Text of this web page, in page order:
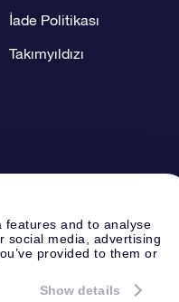
features and to analyse
social media, advertising
provided to them or
Show details
İade Politikası
Takımyıldızı
OSR Gizlilik Bildirimi